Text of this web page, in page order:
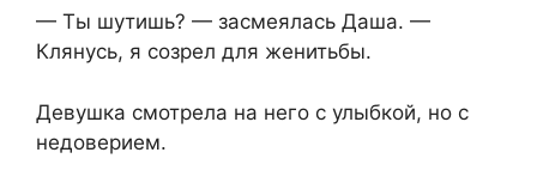
— Ты шутишь? — засмеялась Даша. —
Клянусь, я созрел для женитьбы.
Девушка смотрела на него с улыбкой, но с
недоверием.